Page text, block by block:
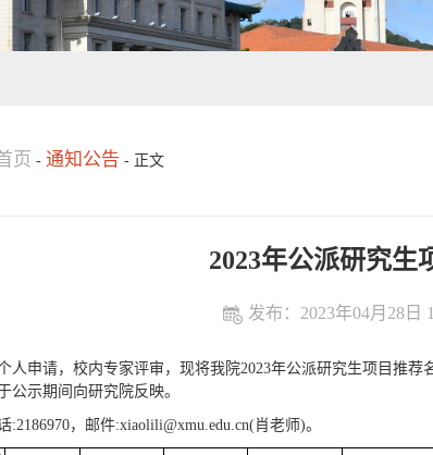
页 - 通知公告 - 正文
2023年公派研究生
发布：2023年04月28日
人申请，校内专家评审，现将我院2023年公派研究生项目推荐
公示期间向研究院反映。
:2186970，邮件:xiaolili@xmu.edu.cn(肖老师)。